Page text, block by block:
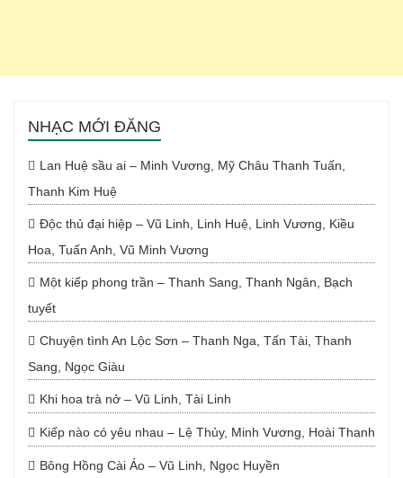
NHẠC MỚI ĐĂNG
Lan Huệ sầu ai – Minh Vương, Mỹ Châu Thanh Tuấn,
Thanh Kim Huệ
Độc thủ đại hiệp – Vũ Linh, Linh Huệ, Linh Vương, Kiều
Hoa, Tuấn Anh, Vũ Minh Vương
Một kiếp phong trần – Thanh Sang, Thanh Ngân, Bạch
tuyết
Chuyện tình An Lộc Sơn – Thanh Nga, Tấn Tài, Thanh
Sang, Ngọc Giàu
Khi hoa trà nở – Vũ Linh, Tài Linh
Kiếp nào có yêu nhau – Lệ Thủy, Minh Vương, Hoài Thanh
Bông Hồng Cài Áo – Vũ Linh, Ngọc Huyền